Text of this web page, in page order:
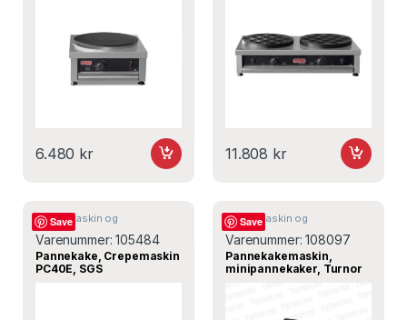
6.480 kr 11.808 kr
Save
Crepemaskin og
pannekakemaskin
Varenummer:105484
Pannekake, Crepemaskin
PC40E, SGS
Save
Crepemaskin og
pannekakemaskin
Varenummer:108097
Pannekakemaskin,
minipannekaker, Turnor